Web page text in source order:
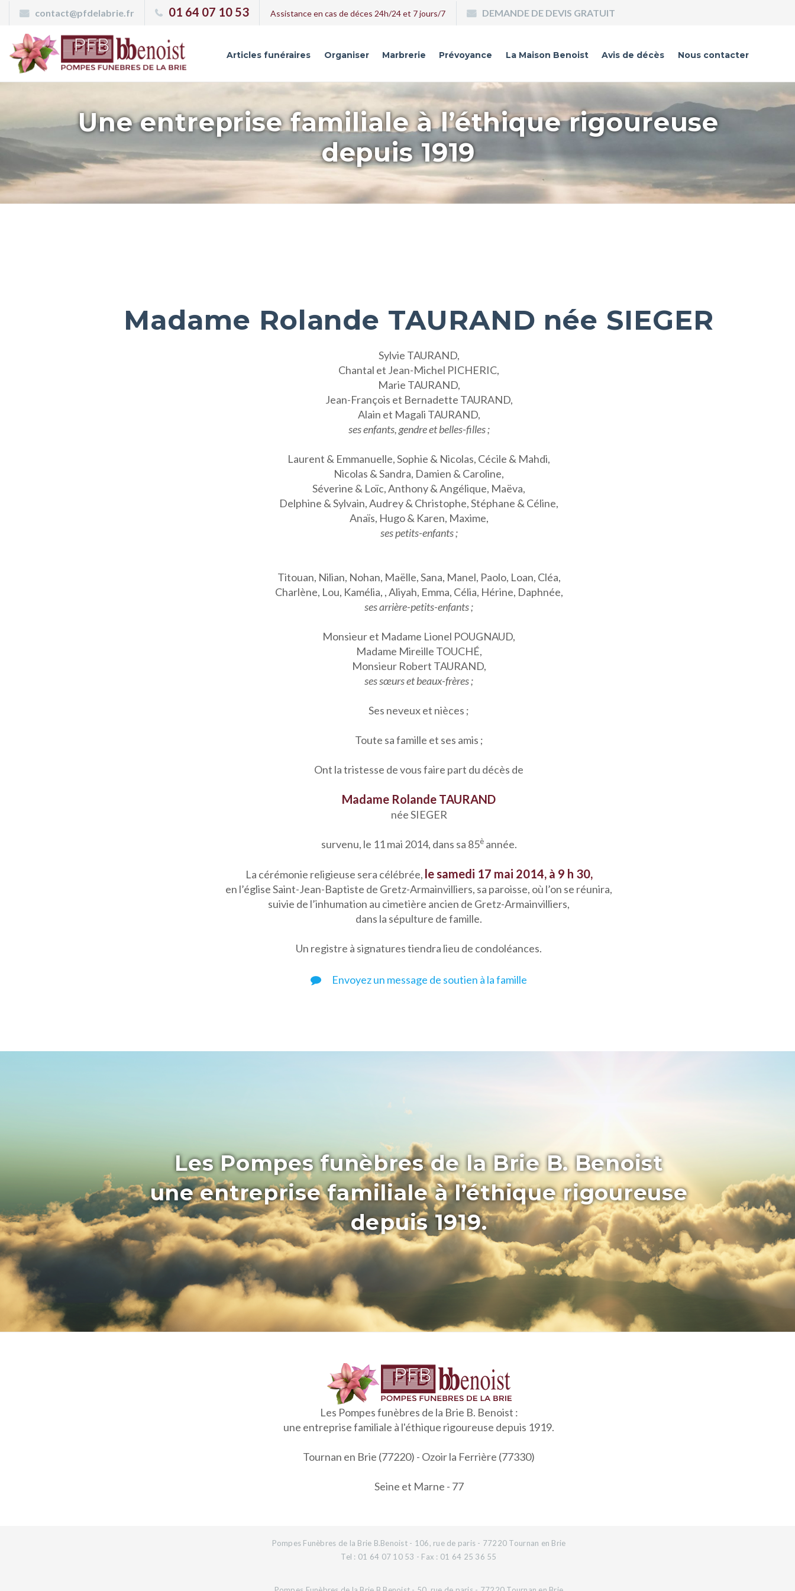
contact@pfdelabrie.fr 01 64 07 10 53 Assistance en cas de déces 24h/24 et 7 jours/7 DEMANDE DE DEVIS GRATUIT
Articles funéraires Organiser Marbrerie Prévoyance La Maison Benoist Avis de décès Nous contacter
Une entreprise familiale à l’éthique rigoureuse
depuis 1919
Madame Rolande TAURAND née SIEGER
Sylvie TAURAND,
Chantal et Jean-Michel PICHERIC,
Marie TAURAND,
Jean-François et Bernadette TAURAND,
Alain et Magali TAURAND,
ses enfants, gendre et belles-filles ;
Laurent & Emmanuelle, Sophie & Nicolas, Cécile & Mahdi,
Nicolas & Sandra, Damien & Caroline,
Séverine & Loïc, Anthony & Angélique, Maëva,
Delphine & Sylvain, Audrey & Christophe, Stéphane & Céline,
Anaïs, Hugo & Karen, Maxime,
ses petits-enfants ;
Titouan, Nilian, Nohan, Maëlle, Sana, Manel, Paolo, Loan, Cléa,
Charlène, Lou, Kamélia, , Aliyah, Emma, Célia, Hérine, Daphnée,
ses arrière-petits-enfants ;
Monsieur et Madame Lionel POUGNAUD,
Madame Mireille TOUCHÉ,
Monsieur Robert TAURAND,
ses sœurs et beaux-frères ;
Ses neveux et nièces ;
Toute sa famille et ses amis ;
Ont la tristesse de vous faire part du décès de
Madame Rolande TAURAND
née SIEGER
survenu, le 11 mai 2014, dans sa 85èannée.
La cérémonie religieuse sera célébrée, le samedi 17 mai 2014, à 9 h 30,
en l’église Saint-Jean-Baptiste de Gretz-Armainvilliers, sa paroisse, où l’on se réunira,
suivie de l’inhumation au cimetière ancien de Gretz-Armainvilliers,
dans la sépulture de famille.
Un registre à signatures tiendra lieu de condoléances.
Envoyez un message de soutien à la famille
Les Pompes funèbres de la Brie B. Benoist
une entreprise familiale à l’éthique rigoureuse
depuis 1919.
Les Pompes funèbres de la Brie B. Benoist :
une entreprise familiale à l'éthique rigoureuse depuis 1919.
Tournan en Brie (77220) - Ozoir la Ferrière (77330)
Seine et Marne - 77
Pompes Funèbres de la Brie B.Benoist - 106, rue de paris - 77220 Tournan en Brie
Tel : 01 64 07 10 53 - Fax : 01 64 25 36 55